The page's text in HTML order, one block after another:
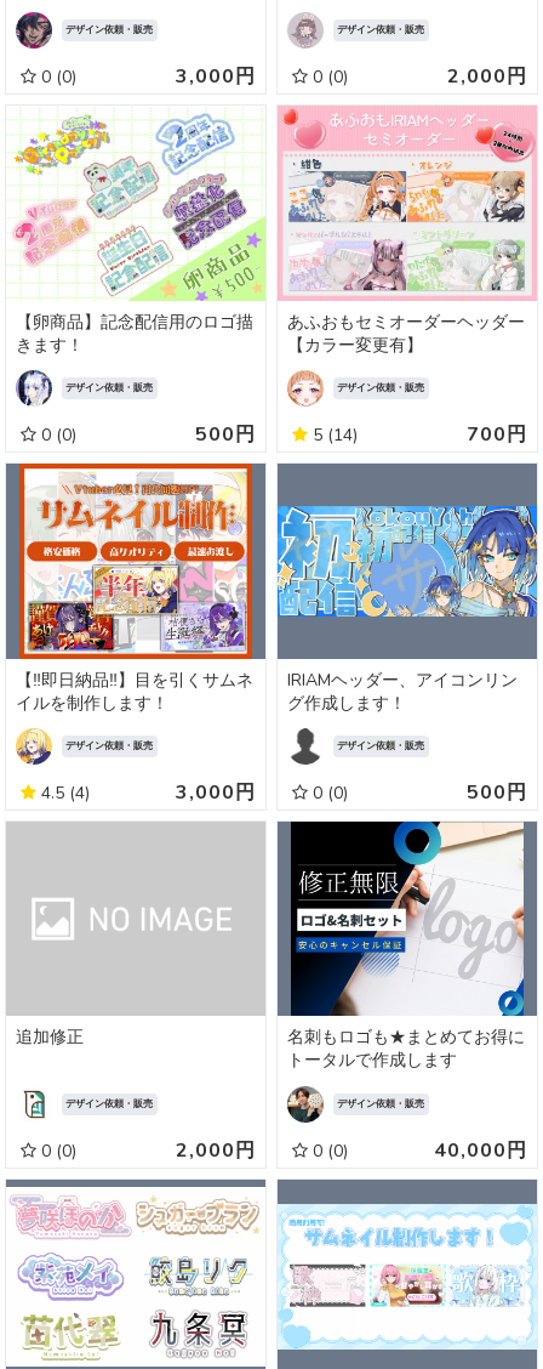
デザイン依頼・販売
0 (0) 3,000円
デザイン依頼・販売
0 (0) 2,000円
【卵商品】記念配信用のロゴ描
きます！
デザイン依頼・販売
0 (0) 500円
あふおもセミオーダーヘッダー
【カラー変更有】
デザイン依頼・販売
5 (14) 700円
【‼️即日納品‼️】目を引くサムネ
イルを制作します！
デザイン依頼・販売
4.5 (4) 3,000円
IRIAMヘッダー、アイコンリン
グ作成します！
デザイン依頼・販売
0 (0) 500円
追加修正
デザイン依頼・販売
0 (0) 2,000円
名刺もロゴも★まとめてお得に
トータルで作成します
デザイン依頼・販売
0 (0) 40,000円